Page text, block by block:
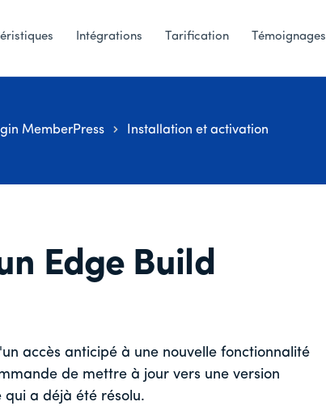
Intégrations Tarification Témoignages
MemberPress Installation et activation
Edge Build
accès anticipé à une nouvelle fonctionnalité
de mettre à jour vers une version
a déjà été résolu.